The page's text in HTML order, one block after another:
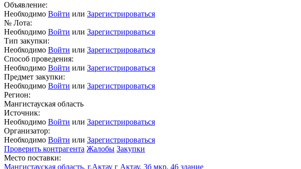
Объявление:
Необходимо Войти или Зарегистрироваться
№ Лота:
Необходимо Войти или Зарегистрироваться
Тип закупки:
Необходимо Войти или Зарегистрироваться
Способ проведения:
Необходимо Войти или Зарегистрироваться
Предмет закупки:
Необходимо Войти или Зарегистрироваться
Регион:
Мангистауская область
Источник:
Необходимо Войти или Зарегистрироваться
Организатор:
Необходимо Войти или Зарегистрироваться
Проверить контрагента Жалобы Закупки
Место поставки:
Мангистауская область, г.Актау г Актау, 3б мкр, 46 здание